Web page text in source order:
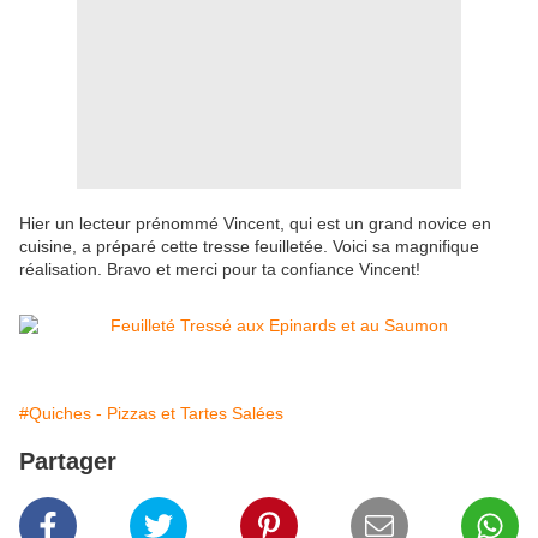
Hier un lecteur prénommé Vincent, qui est un grand novice en
cuisine, a préparé cette tresse feuilletée. Voici sa magnifique
réalisation. Bravo et merci pour ta confiance Vincent!
#Quiches - Pizzas et Tartes Salées
Partager